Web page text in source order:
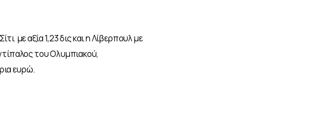
με αξία 1,23 δις και η Λίβερπουλ με
του Ολυμπιακού,
ευρώ.